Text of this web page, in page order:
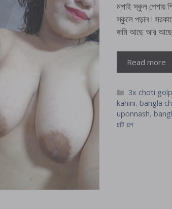
মশাই স্কুল পেশায়
স্কুলে পড়ান ৷
জমি আছে আর
Read more
Categories
3x choti
kahini, bangla
uponnash,
চটি গল্প